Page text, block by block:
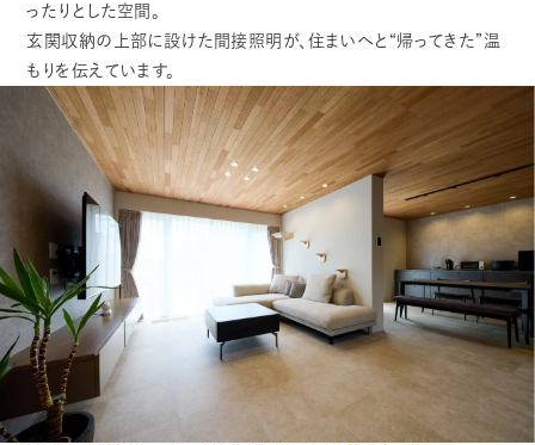
ったりとした空間。
玄関収納の上部に設けた間接照明が、住まいへと“帰ってきた”温
もりを伝えています。